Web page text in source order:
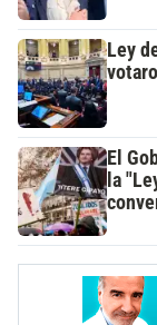
Ley
El
la